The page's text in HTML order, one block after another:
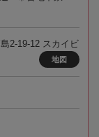
2-19-12 スカイビ
地図